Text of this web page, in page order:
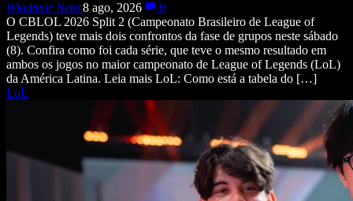
Wladimir Neto 8 ago, 2026
0
O CBLOL 2026 Split 2 (Campeonato Brasileiro de League of
Legends) teve mais dois confrontos da fase de grupos neste sábado
(8). Confira como foi cada série, que teve o mesmo resultado em
ambos os jogos no maior campeonato de League of Legends (LoL)
da América Latina. Leia mais LoL: Como está a tabela do […]
LoL